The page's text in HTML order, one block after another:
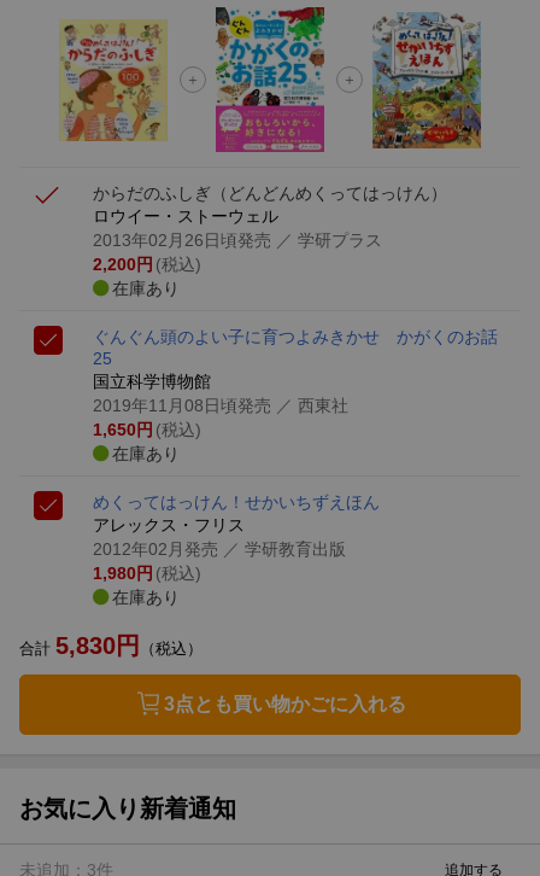
エントリー＆3,000円以上購入で無料データSIM（3GB/月プ
ラン）が当たる！
楽天モバイル紹介キャンペーンの拡散で300円OFFクーポン
進呈
からだのふしぎ （どんどんめくってはっけん）
ロウイー・ストーウェル
2013年02月26日頃発売 ／ 学研プラス
2,200円 (税込)
在庫あり
ぐんぐん頭のよい子に育つよみきかせ かがくのお話
25
国立科学博物館
2019年11月08日頃発売 ／ 西東社
1,650円 (税込)
在庫あり
めくってはっけん！せかいちずえほん
アレックス・フリス
2012年02月発売 ／ 学研教育出版
1,980円 (税込)
在庫あり
合計 5,830円 （税込）
3点とも買い物かごに入れる
お気に入り新着通知
未追加： 3件 追加する